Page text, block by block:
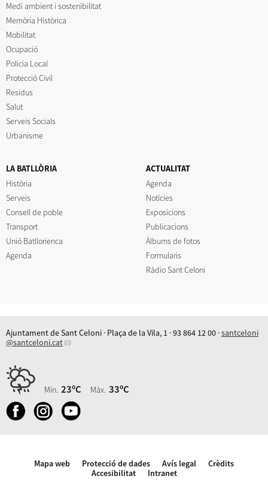
Medi ambient i sostenibilitat
Memòria Històrica
Mobilitat
Ocupació
Policia Local
Protecció Civil
Residus
Salut
Serveis Socials
Urbanisme
LA BATLLÒRIA
Història
Serveis
Consell de poble
Transport
Unió Batllorienca
Agenda
ACTUALITAT
Agenda
Notícies
Exposicions
Publicacions
Àlbums de fotos
Formularis
Ràdio Sant Celoni
Ajuntament de Sant Celoni · Plaça de la Vila, 1 · 93 864 12 00 ·santceloni
@santceloni.cat
Mín. 23ºC Màx. 33ºC
Mapa web Protecció de dades Avís legal
Crèdits
Accesibilitat
Intranet